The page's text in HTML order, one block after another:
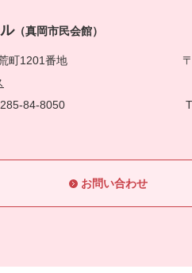
（真岡市民会館）
町1201番地
84-8050
お問い合わせ